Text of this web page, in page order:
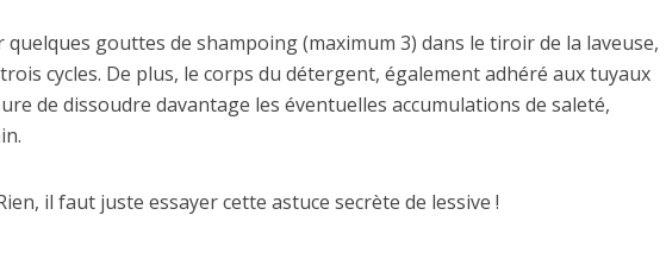
quelques gouttes de shampoing (maximum 3) dans le tiroir de la laveuse,
cycles. De plus, le corps du détergent, également adhéré aux tuyaux
de dissoudre davantage les éventuelles accumulations de saleté,
il faut juste essayer cette astuce secrète de lessive !